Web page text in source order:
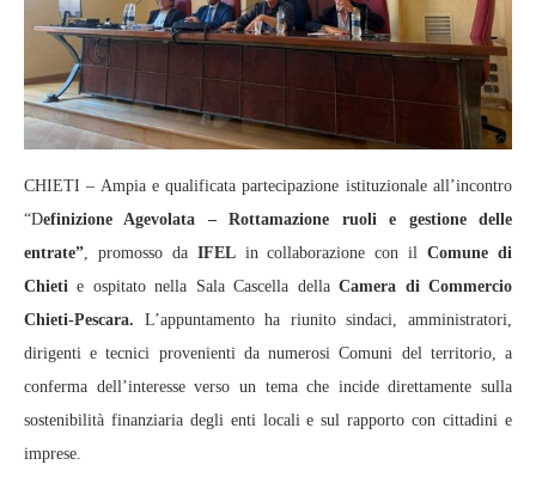
CHIETI – Ampia e qualificata partecipazione istituzionale all’incontro
“Definizione Agevolata – Rottamazione ruoli e gestione delle
entrate”, promosso da IFELin collaborazione con ilComune di
Chieti e ospitato nella Sala Cascella dellaCamera di Commercio
Chieti-Pescara. L’appuntamento ha riunito sindaci, amministratori,
dirigenti e tecnici provenienti da numerosi Comuni del territorio, a
conferma dell’interesse verso un tema che incide direttamente sulla
sostenibilità finanziaria degli enti locali e sul rapporto con cittadini e
imprese.